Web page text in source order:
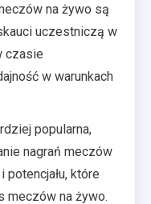
na żywo są
uczestniczą w
czasie
w warunkach
popularna,
nagrań meczów
które
meczów na żywo.